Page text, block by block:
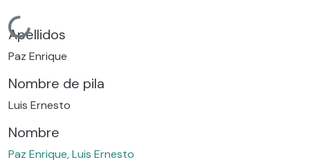
Cargando...
Apellidos
Paz Enrique
Nombre de pila
Luis Ernesto
Nombre
Paz Enrique, Luis Ernesto